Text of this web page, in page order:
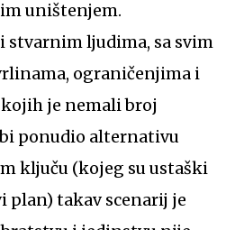
uništenjem.
stvarnim ljudima, sa svim
ograničenjima i
je nemali broj
ponudio alternativu
ključu (kojeg su ustaški
plan) takav scenarij je